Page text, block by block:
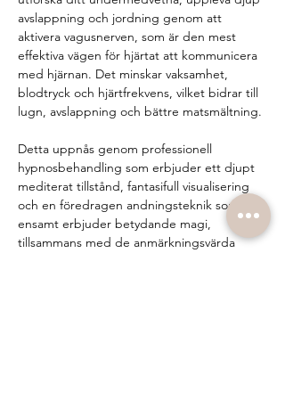
avslappning och jordning genom att
aktivera vagusnerven, som är den mest
effektiva vägen för hjärtat att kommunicera
med hjärnan. Det minskar vaksamhet,
blodtryck och hjärtfrekvens, vilket bidrar till
lugn, avslappning och bättre matsmältning.
Detta uppnås genom professionell
hypnosbehandling som erbjuder ett djupt
mediterat tillstånd, fantasifull visualisering
och en föredragen andningsteknik som
ensamt erbjuder betydande magi,
tillsammans med de anmärkningsvärda